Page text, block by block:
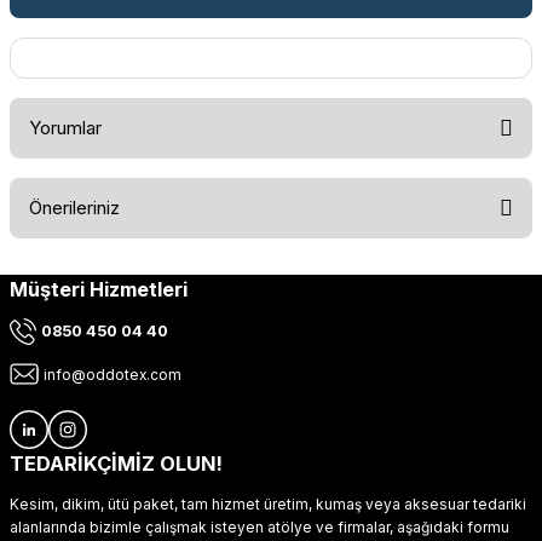
Yorumlar
Önerileriniz
Bu ürünün fiyat bilgisi, resim, ürün açıklamalarında ve diğer
kullanarak tarafımıza iletebilirsiniz.
Ürün resmi kalitesiz, bozuk veya görüntülenemiyor.
Ürün açıklamasında eksik bilgiler bulunuyor.
Ürün fiyatı diğer sitelerden daha pahalı.
Müşteri Hizmetleri
0850 450 04 40
info@oddotex.com
TEDARİKÇİMİZ OLUN!
Kesim, dikim, ütü paket, tam hizmet üretim, kumaş veya aksesuar tedariki
alanlarında bizimle çalışmak isteyen atölye ve firmalar, aşağıdaki formu